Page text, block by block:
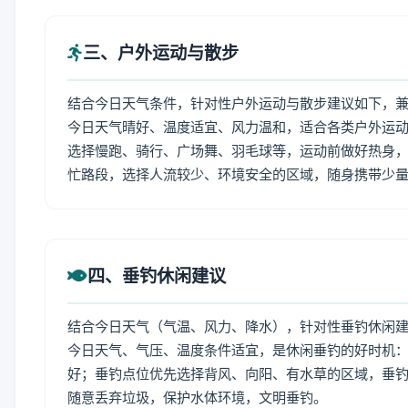
三、户外运动与散步
结合今日天气条件，针对性户外运动与散步建议如下，
今日天气晴好、温度适宜、风力温和，适合各类户外运
选择慢跑、骑行、广场舞、羽毛球等，运动前做好热身
忙路段，选择人流较少、环境安全的区域，随身携带少
四、垂钓休闲建议
结合今日天气（气温、风力、降水），针对性垂钓休闲
今日天气、气压、温度条件适宜，是休闲垂钓的好时机
好；垂钓点位优先选择背风、向阳、有水草的区域，垂
随意丢弃垃圾，保护水体环境，文明垂钓。